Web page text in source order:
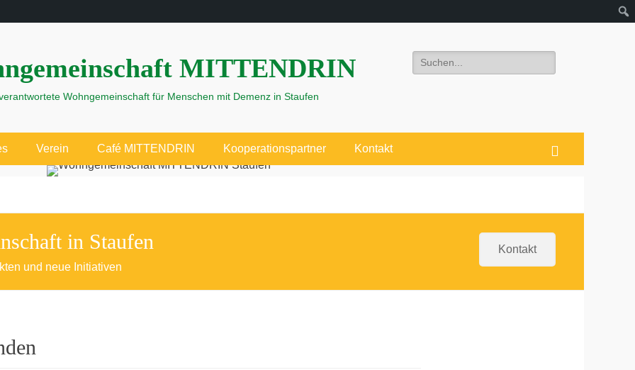
MITTENDRIN
Wohngemeinschaft für Menschen mit Demenz in Staufen
Suchen
nach:
Verein Café MITTENDRIN Kooperationspartner Kontakt
in Staufen
und neue Initiativen
Kontakt